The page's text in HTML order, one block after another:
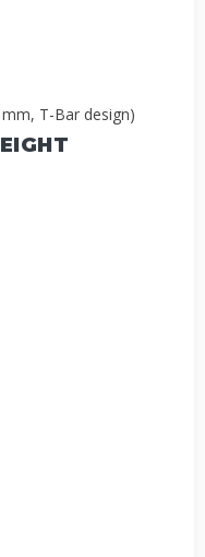
T-Bar design)